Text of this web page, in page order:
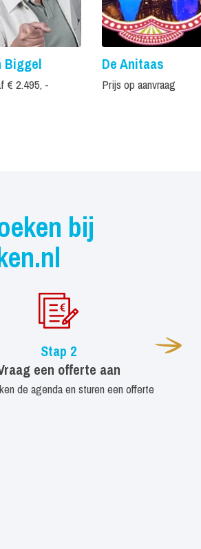
Biggel
€ 2.495, -
De Anitaas
Prijs op aanvraag
bij
Stap 2
een offerte aan
de agenda en sturen een offerte